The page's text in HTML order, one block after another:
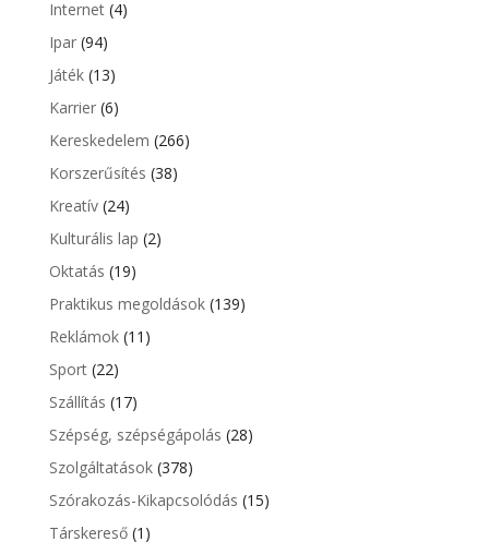
Internet(4)
Ipar(94)
Játék(13)
Karrier(6)
Kereskedelem (266)
Korszerűsítés (38)
Kreatív(24)
Kulturális lap (2)
Oktatás (19)
Praktikus megoldások(139)
Reklámok(11)
Sport(22)
Szállítás (17)
Szépség, szépségápolás (28)
Szolgáltatások(378)
Szórakozás-Kikapcsolódás (15)
Társkereső(1)